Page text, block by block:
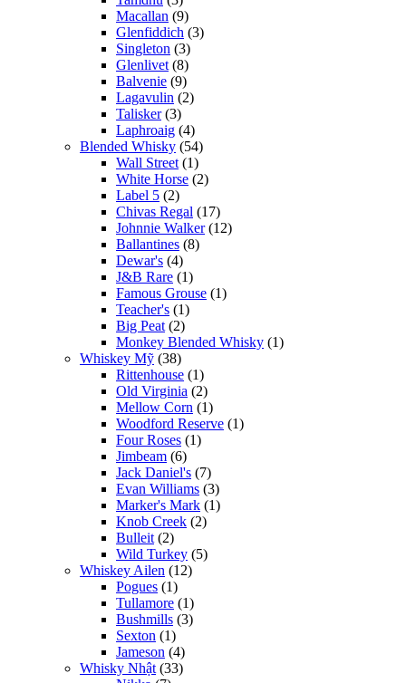
Macallan (9)
Glenfiddich (3)
Singleton (3)
Glenlivet (8)
Balvenie (9)
Lagavulin (2)
Talisker (3)
Laphroaig (4)
Blended Whisky (54)
Wall Street (1)
White Horse (2)
Label 5 (2)
Chivas Regal (17)
Johnnie Walker (12)
Ballantines (8)
Dewar's (4)
J&B Rare (1)
Famous Grouse (1)
Teacher's (1)
Big Peat (2)
Monkey Blended Whisky (1)
Whiskey Mỹ (38)
Rittenhouse (1)
Old Virginia (2)
Mellow Corn (1)
Woodford Reserve (1)
Four Roses (1)
Jimbeam (6)
Jack Daniel's (7)
Evan Williams (3)
Marker's Mark (1)
Knob Creek (2)
Bulleit (2)
Wild Turkey (5)
Whiskey Ailen (12)
Pogues (1)
Tullamore (1)
Bushmills (3)
Sexton (1)
Jameson (4)
Whisky Nhật (33)